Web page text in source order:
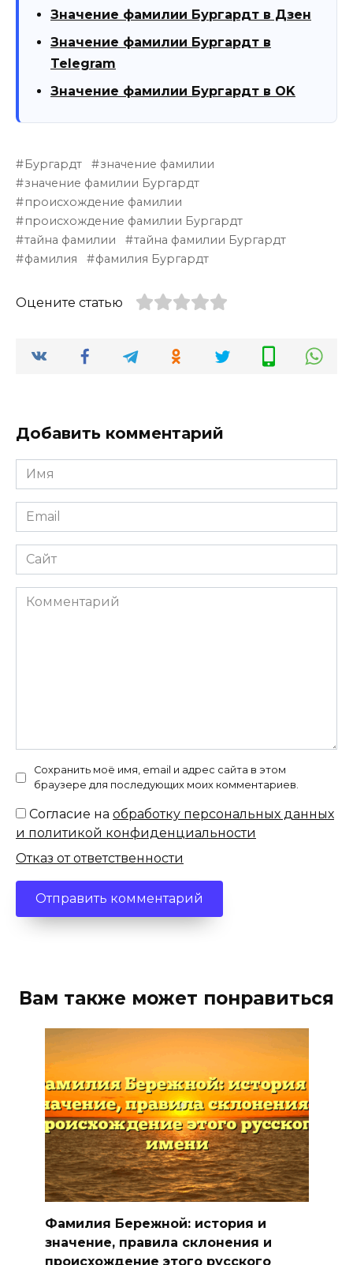
Значение фамилии Бургардт в Дзен
Значение фамилии Бургардт в
Telegram
Значение фамилии Бургардт в OK
Бургардт
значение фамилии
значение фамилии Бургардт
происхождение фамилии
происхождение фамилии Бургардт
тайна фамилии
тайна фамилии Бургардт
фамилия
фамилия Бургардт
Оцените статью
Добавить комментарий
Имя
*
Email
*
Сайт
Комментарий
Сохранить моё имя, email и адрес сайта в этом
браузере для последующих моих комментариев.
Согласие на обработку персональных данных
и политикой конфиденциальности
Отказ от ответственности
Вам также может понравиться
Фамилия Бережной: история и
значение, правила склонения и
происхождение этого русского